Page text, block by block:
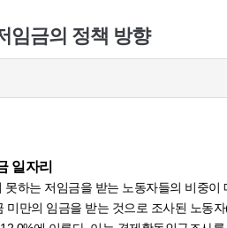
임금의 정책 방향
일자리
하는 저임금을 받는 노동자들의 비중
만의 임금을 받는 것으로 조사된 노동